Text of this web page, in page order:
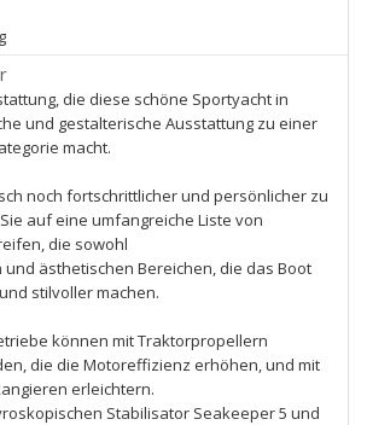
die diese schöne Sportyacht in
und gestalterische Ausstattung zu einer
macht.
noch fortschrittlicher und persönlicher zu
auf eine umfangreiche Liste von
die sowohl
ästhetischen Bereichen, die das Boot
stilvoller machen.
können mit Traktorpropellern
die die Motoreffizienz erhöhen, und mit
erleichtern.
Stabilisator Seakeeper 5 und